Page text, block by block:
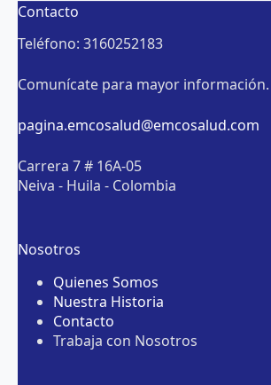
Contacto
Teléfono: 3160252183
Comunícate para mayor información.
pagina.emcosalud@emcosalud.com
Carrera 7 # 16A-05
Neiva - Huila - Colombia
Nosotros
Quienes Somos
Nuestra Historia
Contacto
Trabaja con Nosotros